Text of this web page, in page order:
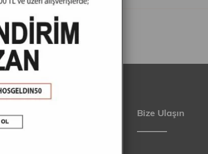
Bize Ulaşın